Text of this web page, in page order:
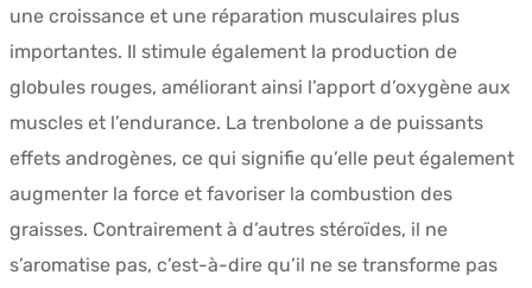
une croissance et une réparation musculaires plus
importantes. Il stimule également la production de
globules rouges, améliorant ainsi l’apport d’oxygène aux
muscles et l’endurance. La trenbolone a de puissants
effets androgènes, ce qui signifie qu’elle peut également
augmenter la force et favoriser la combustion des
graisses. Contrairement à d’autres stéroïdes, il ne
s’aromatise pas, c’est-à-dire qu’il ne se transforme pas